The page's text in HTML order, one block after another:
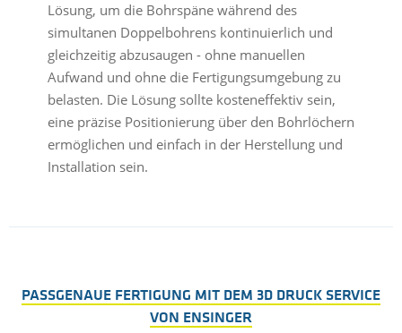
Lösung, um die Bohrspäne während des
simultanen Doppelbohrens kontinuierlich und
gleichzeitig abzusaugen - ohne manuellen
Aufwand und ohne die Fertigungsumgebung zu
belasten. Die Lösung sollte kosteneffektiv sein,
eine präzise Positionierung über den Bohrlöchern
ermöglichen und einfach in der Herstellung und
Installation sein.
PASSGENAUE FERTIGUNG MIT DEM 3D DRUCK SERVICE
VON ENSINGER